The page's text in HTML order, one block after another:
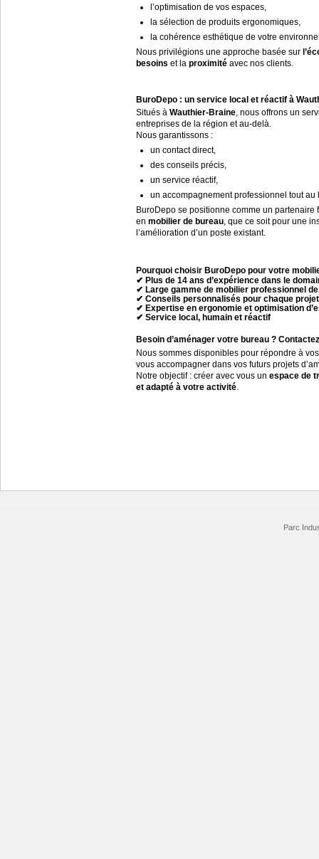
l’optimisation de vos espaces,
la sélection de produits ergonomiques,
la cohérence esthétique de votre
Nous privilégions une approche basée sur
besoins et la proximité avec nos clients.
BuroDepo : un service local et réactif à
Situés à Wauthier-Braine, nous offrons un
entreprises de la région et au-delà.
Nous garantissons :
un contact direct,
des conseils précis,
un service réactif,
un accompagnement professionnel tout au
BuroDepo se positionne comme un partenaire
en mobilier de bureau, que ce soit pour une
l’amélioration d’un poste existant.
Pourquoi choisir BuroDepo pour votre
✔ Plus de 14 ans d’expérience dans le
✔ Large gamme de mobilier professionnel
✔ Conseils personnalisés pour chaque projet
✔ Expertise en ergonomie et optimisation
✔ Service local, humain et réactif
Besoin d’aménager votre bureau ?
Nous sommes disponibles pour répondre à
vous accompagner dans vos futurs projets
Notre objectif : créer avec vous un espace de
et adapté à votre activité.
Parc